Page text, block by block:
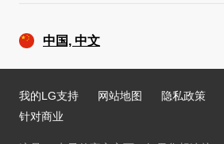
中国, 中文
我的LG支持 网站地图 隐私政策
针对商业